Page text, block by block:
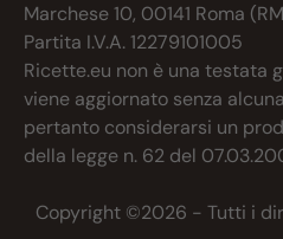
Marchese 10, 00141 Roma
Partita I.V.A. 12279101005
Ricette.eu non è una testata
viene aggiornato senza
pertanto considerarsi un
della legge n. 62 del
Copyright ©2026 - Tutti i